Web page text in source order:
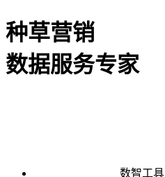
种草营销
数据服务专家
数智工具